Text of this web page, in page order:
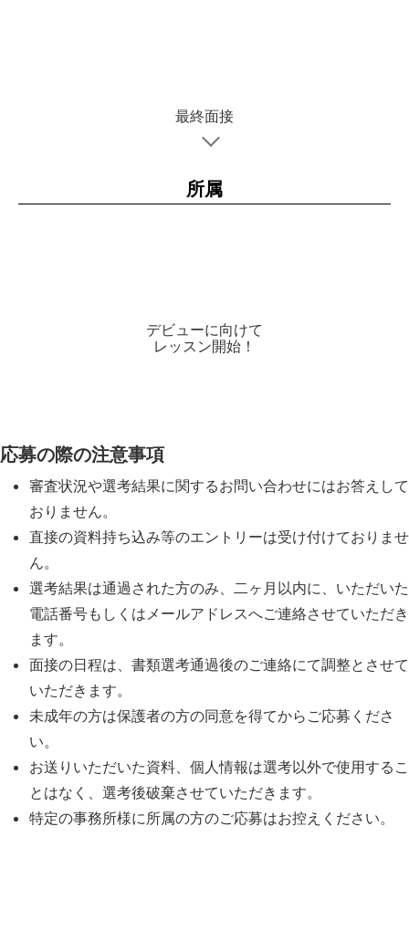
最終面接
所属
デビューに向けて
レッスン開始！
応募の際の注意事項
審査状況や選考結果に関するお問い合わせにはお答えして
おりません。
直接の資料持ち込み等のエントリーは受け付けておりませ
ん。
選考結果は通過された方のみ、二ヶ月以内に、いただいた
電話番号もしくはメールアドレスへご連絡させていただき
ます。
面接の日程は、書類選考通過後のご連絡にて調整とさせて
いただきます。
未成年の方は保護者の方の同意を得てからご応募くださ
い。
お送りいただいた資料、個人情報は選考以外で使用するこ
とはなく、選考後破棄させていただきます。
特定の事務所様に所属の方のご応募はお控えください。